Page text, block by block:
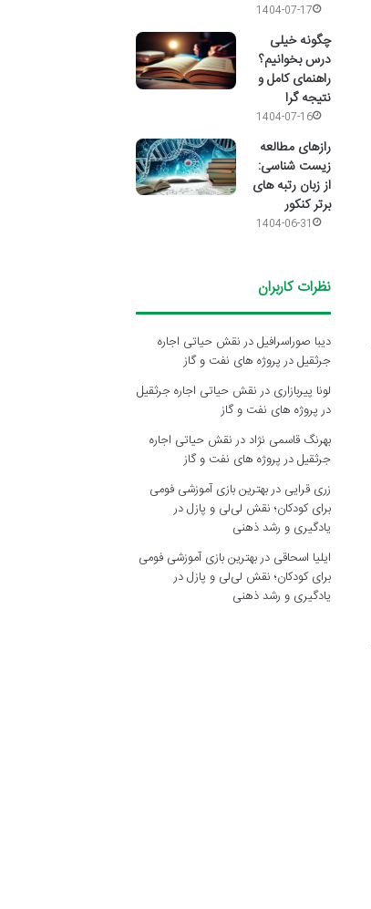
1404-07-17
چگونه خیلی
درس بخوانیم؟
راهنمای کامل و
نتیجه گرا
1404-07-16
رازهای مطالعه
زیست شناسی:
از زبان رتبه های
برتر کنکور
1404-06-31
نظرات کاربران
دیبا صوراسرافیلدرنقش حیاتی اجاره
جرثقیل در پروژه های نفت و گاز
لونا پیربازاری درنقش حیاتی اجاره جرثقیل
در پروژه های نفت و گاز
بهرنگ قاسمی نژاد درنقش حیاتی اجاره
جرثقیل در پروژه های نفت و گاز
زری قرایی دربهترین بازی آموزشی فومی
برای کودکان؛ نقش لی‌لی و پازل در
یادگیری و رشد ذهنی
ایلیا اسحاقی دربهترین بازی آموزشی فومی
برای کودکان؛ نقش لی‌لی و پازل در
یادگیری و رشد ذهنی